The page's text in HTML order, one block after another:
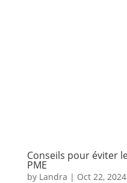
Conseils pour éviter
PME
by Landra | Oct 22, 2024